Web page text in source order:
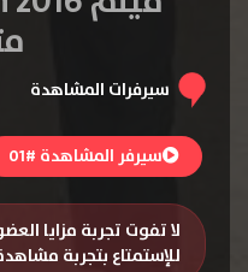
سيرفرات المشاهدة
سيرفر المشاهدة #01
لا تفوت تجربة مزايا
للإستمتاع بتجربة